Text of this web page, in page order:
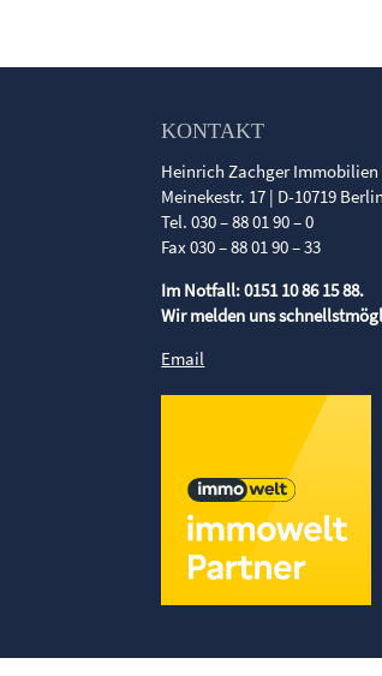
KONTAKT
Heinrich Zachger Immobilien
Meinekestr. 17 | D-10719 Berlin
Tel. 030 – 88 01 90 – 0
Fax 030 – 88 01 90 – 33
Im Notfall: 0151 10 86 15 88.
Wir melden uns
Email